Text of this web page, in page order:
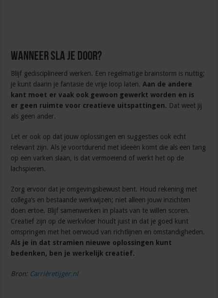
Wanneer sla je door?
Blijf gedisciplineerd werken. Een regelmatige brainstorm is nuttig;
je kunt daarin je fantasie de vrije loop laten.Aan de andere
kant moet er vaak ook gewoon gewerkt worden en is
er geen ruimte voor creatieve uitspattingen. Dat weet jij
als geen ander.
Let er ook op dat jouw oplossingen en suggesties ook echt
relevant zijn. Als je voortdurend met ideeën komt die als een tang
op een varken slaan, is dat vermoeiend of werkt het op de
lachspieren.
Zorg ervoor dat je omgevingsbewust bent. Houd rekening met
collega’s en bestaande werkwijzen; niet alleen jouw inzichten
doen ertoe. Blijf samenwerken in plaats van te willen scoren.
Creatief zijn op de werkvloer houdt juist in dat je goed kunt
omspringen met het oerwoud van richtlijnen en omstandigheden.
Als je in dat stramien nieuwe oplossingen kunt
bedenken, ben je werkelijk creatief.
Bron: Carrièretijger.nl